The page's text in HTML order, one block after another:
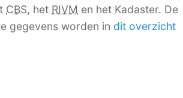
CBS, het RIVM en het Kadaster. De
gegevens worden in dit overzicht